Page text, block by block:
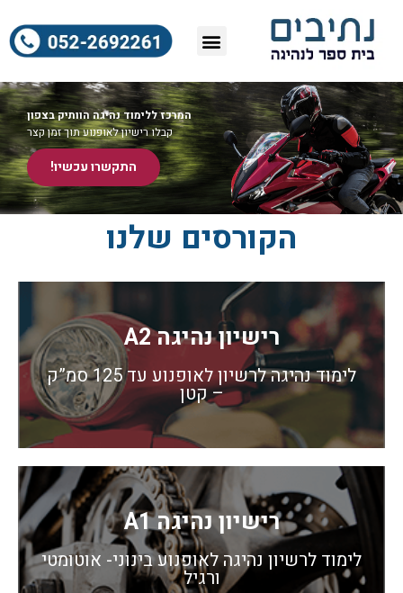
המרכז ללימוד נהיגה הוותיק בצפון
קבלו רישיון לאופנוע תוך זמן קצר
התקשרו עכשיו!
הקורסים שלנו
רישיון נהיגה A2
לימוד נהיגה לרשיון לאופנוע עד 125 סמ”ק
– קטן
רישיון נהיגה A1
לימוד לרשיון נהיגה לאופנוע בינוני- אוטומטי
ורגיל